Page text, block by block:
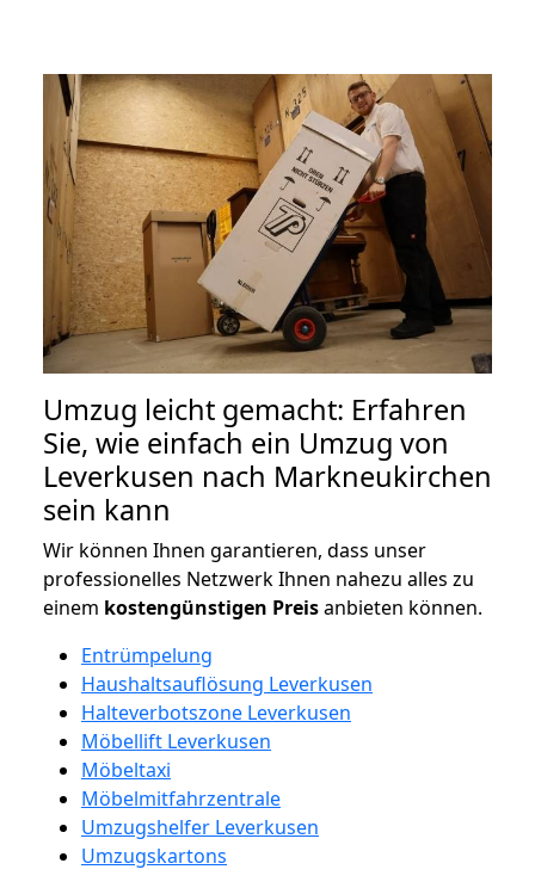
Umzug leicht gemacht: Erfahren
Sie, wie einfach ein Umzug von
Leverkusen nach Markneukirchen
sein kann
Wir können Ihnen garantieren, dass unser
professionelles Netzwerk Ihnen nahezu alles zu
einem kostengünstigen Preisanbieten können.
Entrümpelung
Haushaltsauflösung Leverkusen
Halteverbotszone Leverkusen
Möbellift Leverkusen
Möbeltaxi
Möbelmitfahrzentrale
Umzugshelfer Leverkusen
Umzugskartons